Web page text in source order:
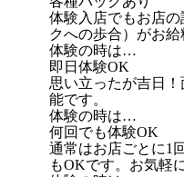
体験入店でもお店
クへの歩合）がお給
体験の時は…
即日体験OK
思い立ったが吉日
能です。
体験の時は…
何回でも体験OK
通常はお店ごとに1
もOKです。お気軽